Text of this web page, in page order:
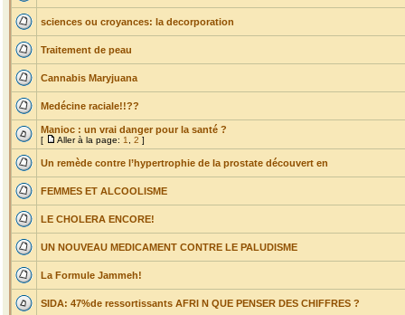
sciences ou croyances: la decorporation
Traitement de peau
Cannabis Maryjuana
Medécine raciale!!??
Manioc : un vrai danger pour la santé ?
[ Aller à la page: 1 2 ]
Un remède contre l’hypertrophie de la prostate découvert en
FEMMES ET ALCOOLISME
LE CHOLERA ENCORE!
UN NOUVEAU MEDICAMENT CONTRE LE PALUDISME
La Formule Jammeh!
SIDA: 47%de ressortissants AFRI N QUE PENSER DES CHIFFRES ?